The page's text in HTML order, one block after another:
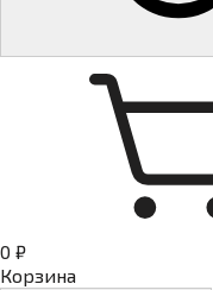
0 ₽
Корзина